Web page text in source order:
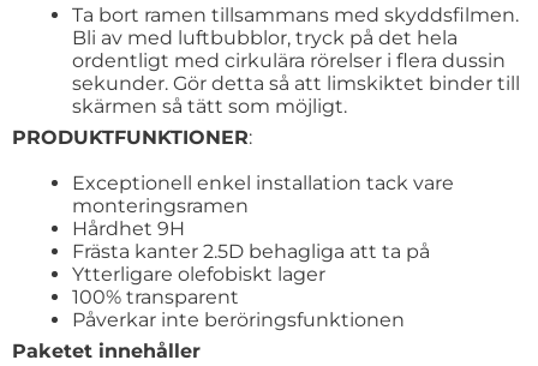
Ta bort ramen tillsammans med skyddsfilmen.
Bli av med luftbubblor, tryck på det hela
ordentligt med cirkulära rörelser i flera dussin
sekunder. Gör detta så att limskiktet binder till
skärmen så tätt som möjligt.
PRODUKTFUNKTIONER:
Exceptionell enkel installation tack vare
monteringsramen
Hårdhet 9H
Frästa kanter 2.5D behagliga att ta på
Ytterligare olefobiskt lager
100% transparent
Påverkar inte beröringsfunktionen
Paketet innehåller